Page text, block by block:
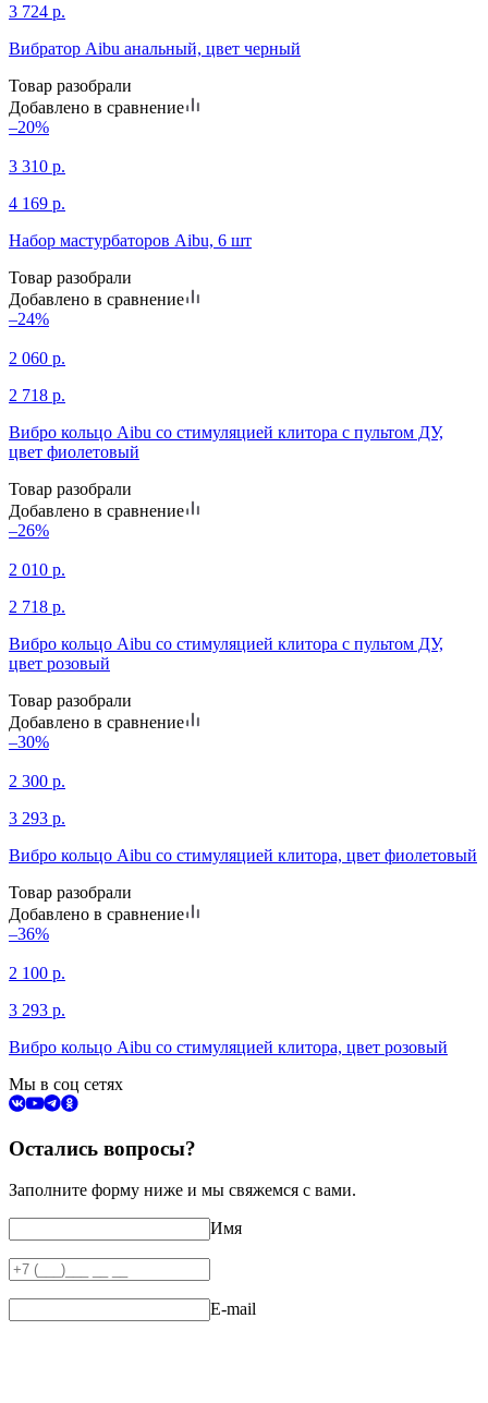
3 724 р.
Вибратор Aibu анальный, цвет черный
Товар разобрали
Добавлено в сравнение
–20%
3 310 р.
4 169 р.
Набор мастурбаторов Aibu, 6 шт
Товар разобрали
Добавлено в сравнение
–24%
2 060 р.
2 718 р.
Вибро кольцо Aibu со стимуляцией клитора с пультом ДУ,
цвет фиолетовый
Товар разобрали
Добавлено в сравнение
–26%
2 010 р.
2 718 р.
Вибро кольцо Aibu со стимуляцией клитора с пультом ДУ,
цвет розовый
Товар разобрали
Добавлено в сравнение
–30%
2 300 р.
3 293 р.
Вибро кольцо Aibu со стимуляцией клитора, цвет фиолетовый
Товар разобрали
Добавлено в сравнение
–36%
2 100 р.
3 293 р.
Вибро кольцо Aibu со стимуляцией клитора, цвет розовый
Мы в соц сетях
Остались вопросы?
Заполните форму ниже и мы свяжемся с вами.
Имя
E-mail